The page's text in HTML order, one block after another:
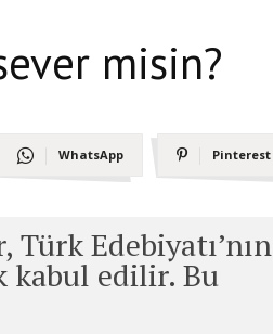
ve
Ekonomi
misin?
WhatsApp Pinterest
Türk Edebiyatı’nın
kabul edilir. Bu